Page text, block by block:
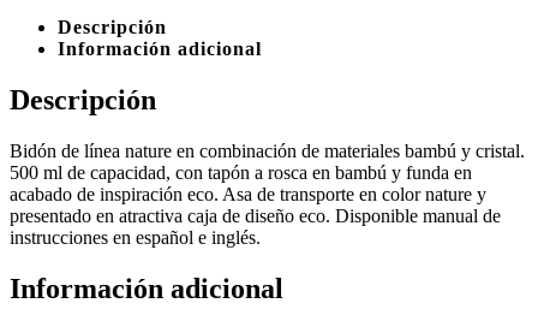
Descripción
Información adicional
Descripción
Bidón de línea nature en combinación de materiales bambú y cristal.
500 ml de capacidad, con tapón a rosca en bambú y funda en
acabado de inspiración eco. Asa de transporte en color nature y
presentado en atractiva caja de diseño eco. Disponible manual de
instrucciones en español e inglés.
Información adicional